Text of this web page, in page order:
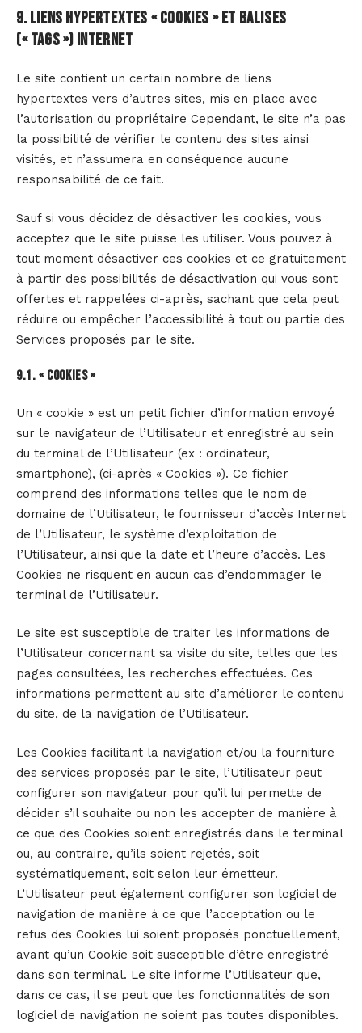
9. Liens hypertextes « cookies » et balises
(« tags ») internet
Le site contient un certain nombre de liens
hypertextes vers d’autres sites, mis en place avec
l’autorisation du propriétaire Cependant, le site n’a pas
la possibilité de vérifier le contenu des sites ainsi
visités, et n’assumera en conséquence aucune
responsabilité de ce fait.
Sauf si vous décidez de désactiver les cookies, vous
acceptez que le site puisse les utiliser. Vous pouvez à
tout moment désactiver ces cookies et ce gratuitement
à partir des possibilités de désactivation qui vous sont
offertes et rappelées ci-après, sachant que cela peut
réduire ou empêcher l’accessibilité à tout ou partie des
Services proposés par le site.
9.1. « COOKIES »
Un « cookie » est un petit fichier d’information envoyé
sur le navigateur de l’Utilisateur et enregistré au sein
du terminal de l’Utilisateur (ex : ordinateur,
smartphone), (ci-après « Cookies »). Ce fichier
comprend des informations telles que le nom de
domaine de l’Utilisateur, le fournisseur d’accès Internet
de l’Utilisateur, le système d’exploitation de
l’Utilisateur, ainsi que la date et l’heure d’accès. Les
Cookies ne risquent en aucun cas d’endommager le
terminal de l’Utilisateur.
Le site est susceptible de traiter les informations de
l’Utilisateur concernant sa visite du site, telles que les
pages consultées, les recherches effectuées. Ces
informations permettent au site d’améliorer le contenu
du site, de la navigation de l’Utilisateur.
Les Cookies facilitant la navigation et/ou la fourniture
des services proposés par le site, l’Utilisateur peut
configurer son navigateur pour qu’il lui permette de
décider s’il souhaite ou non les accepter de manière à
ce que des Cookies soient enregistrés dans le terminal
ou, au contraire, qu’ils soient rejetés, soit
systématiquement, soit selon leur émetteur.
L’Utilisateur peut également configurer son logiciel de
navigation de manière à ce que l’acceptation ou le
refus des Cookies lui soient proposés ponctuellement,
avant qu’un Cookie soit susceptible d’être enregistré
dans son terminal. Le site informe l’Utilisateur que,
dans ce cas, il se peut que les fonctionnalités de son
logiciel de navigation ne soient pas toutes disponibles.